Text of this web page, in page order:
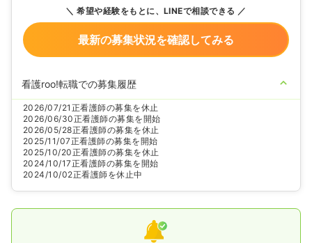
希望や経験をもとに、LINEで相談できる
最新の募集状況を確認してみる
看護roo!転職での募集履歴
2026/07/21 正看護師の募集を休止
2026/06/30正看護師の募集を開始
2026/05/28正看護師の募集を休止
2025/11/07正看護師の募集を開始
2025/10/20正看護師の募集を休止
2024/10/17正看護師の募集を開始
2024/10/02正看護師を休止中